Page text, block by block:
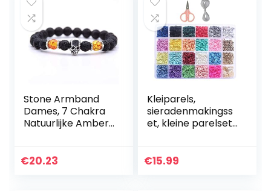
Stone Armband
Dames, 7 Chakra
Natuurlijke Amber
Armband
€20.23
Kleiparels,
sieradenmakingss
et, kleine parelset,
eset voor vrouwen
€15.99